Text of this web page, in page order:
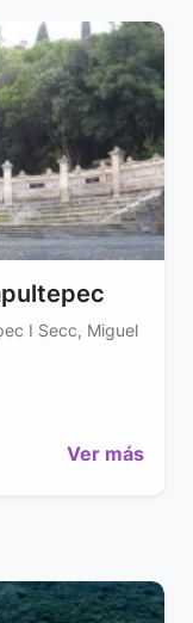
I Secc, Miguel
Ver más